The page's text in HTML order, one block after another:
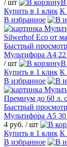
/ шт
В
Купить в 1 клик К
В избранное
Быстрый просмотр
Мультифора А4 22
/ шт
В
Купить в 1 клик К
В избранное
Быстрый просмотр
Мультифора А5
4 руб. / шт
Купить в 1 клик К
В избранное